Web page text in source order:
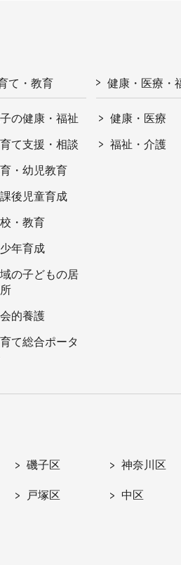
て・教育
の健康・福祉
て支援・相談
・幼児教育
後児童育成
・教育
年育成
の子どもの居
的養護
て総合ポータ
健康・医療・
健康・医療
福祉・介護
磯子区 神奈川区
戸塚区 中区